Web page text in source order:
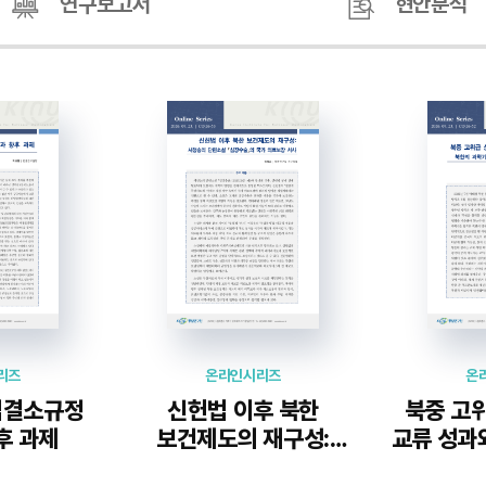
즈
소규정
과제
온라인시리즈
신헌법 이후 북한
보건제도의 재구성:
온
북중 고
교류 성과